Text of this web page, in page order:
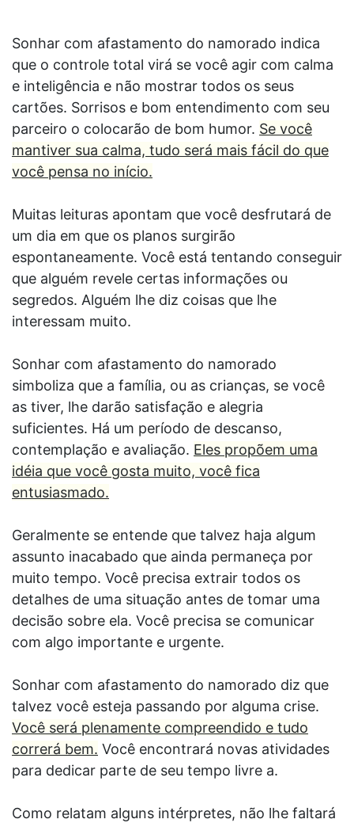
Sonhar com afastamento do namorado indica
que o controle total virá se você agir com calma
e inteligência e não mostrar todos os seus
cartões. Sorrisos e bom entendimento com seu
parceiro o colocarão de bom humor. Se você
mantiver sua calma, tudo será mais fácil do que
você pensa no início.
Muitas leituras apontam que você desfrutará de
um dia em que os planos surgirão
espontaneamente. Você está tentando conseguir
que alguém revele certas informações ou
segredos. Alguém lhe diz coisas que lhe
interessam muito.
Sonhar com afastamento do namorado
simboliza que a família, ou as crianças, se você
as tiver, lhe darão satisfação e alegria
suficientes. Há um período de descanso,
contemplação e avaliação. Eles propõem uma
idéia que você gosta muito, você fica
entusiasmado.
Geralmente se entende que talvez haja algum
assunto inacabado que ainda permaneça por
muito tempo. Você precisa extrair todos os
detalhes de uma situação antes de tomar uma
decisão sobre ela. Você precisa se comunicar
com algo importante e urgente.
Sonhar com afastamento do namorado diz que
talvez você esteja passando por alguma crise.
Você será plenamente compreendido e tudo
correrá bem. Você encontrará novas atividades
para dedicar parte de seu tempo livre a.
Como relatam alguns intérpretes, não lhe faltará